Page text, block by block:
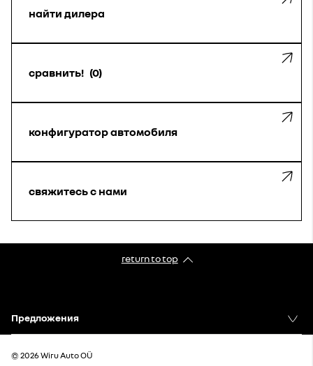
найти дилера
сравнить! 0
конфигуратор автомобиля
свяжитесь с нами
return to top
Предложения
© 2026 Wiru Auto OÜ